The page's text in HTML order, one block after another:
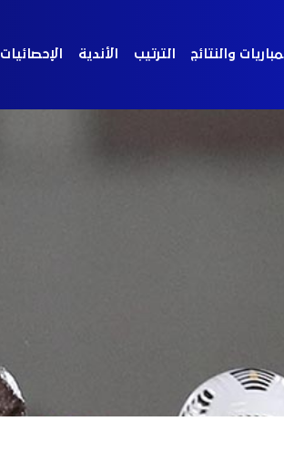
والنتائج الترتيب الأندية الإحصائيات